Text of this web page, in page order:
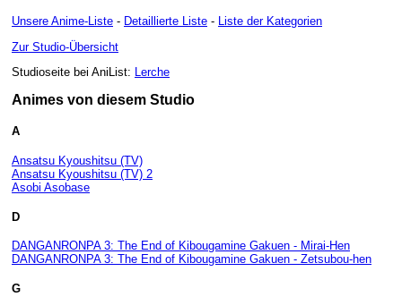
Unsere Anime-Liste - Detaillierte Liste - Liste der Kategorien
Zur Studio-Übersicht
Studioseite bei AniList:
Lerche
Animes von diesem Studio
A
Ansatsu Kyoushitsu (TV)
Ansatsu Kyoushitsu (TV) 2
Asobi Asobase
D
DANGANRONPA 3: The End of Kibougamine Gakuen - Mirai-Hen
DANGANRONPA 3: The End of Kibougamine Gakuen - Zetsubou-hen
G